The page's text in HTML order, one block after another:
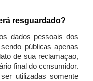
resguardado?
dados pessoais dos
públicas apenas
de sua reclamação,
final do consumidor.
utilizadas somente